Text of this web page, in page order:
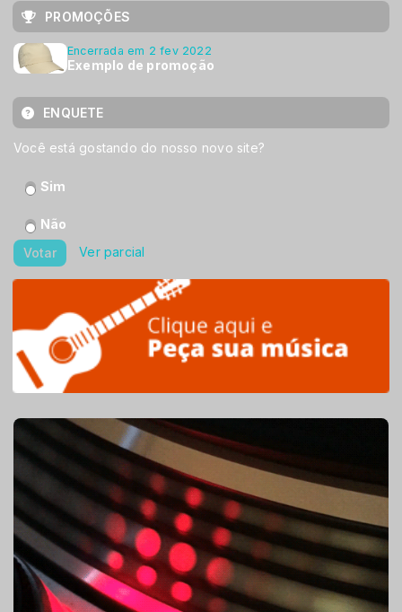
PROMOÇÕES
Encerrada em 2 fev 2022
Exemplo de promoção
ENQUETE
Você está gostando do nosso novo site?
Sim
Não
Votar
Ver parcial